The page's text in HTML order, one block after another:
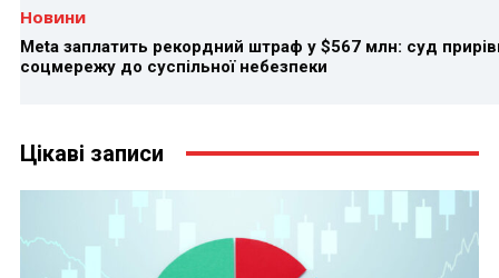
Новини
Meta заплатить рекордний штраф у $567 млн: суд
соцмережу до суспільної небезпеки
Цікаві записи